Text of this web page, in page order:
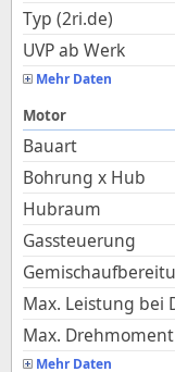
Typ (2ri.de)
UVP ab Werk
Mehr Daten
Motor
Bauart
Bohrung x Hub
Hubraum
Gassteuerung
Max. Leistung bei
Max.
Mehr Daten